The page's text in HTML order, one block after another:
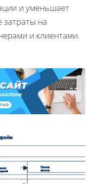
и уменьшает
на
и клиентами.
Поиск
фильтр